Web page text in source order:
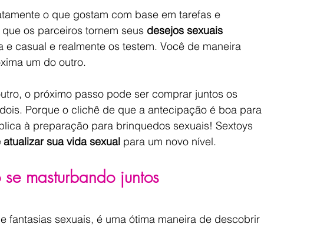
o que gostam com base em tarefas e
os parceiros tornem seus desejos sexuais
e casual e realmente os testem. Você de maneira
um do outro.
o próximo passo pode ser comprar juntos os
Porque o clichê de que a antecipação é boa para
à preparação para brinquedos sexuais! Sextoys
atualizar sua vida sexual para um novo nível.
masturbando juntos
fantasias sexuais, é uma ótima maneira de descobrir